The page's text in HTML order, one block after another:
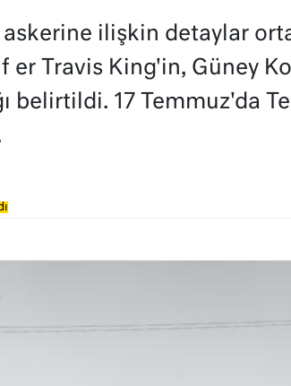
ilişkin detaylar
Travis King'in, Güney
belirtildi. 17 Temmuz'da